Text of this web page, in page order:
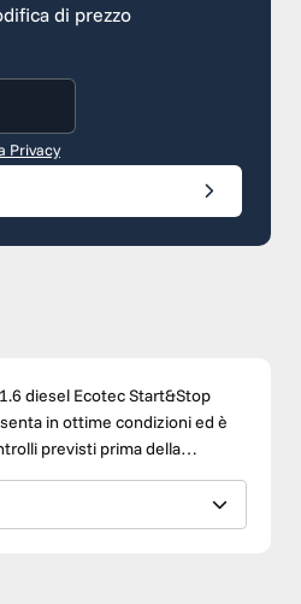
di prezzo
Privacy
diesel Ecotec Start&Stop
in ottime condizioni ed è
previsti prima della
questa vettura rappresenta una
e per chi desidera